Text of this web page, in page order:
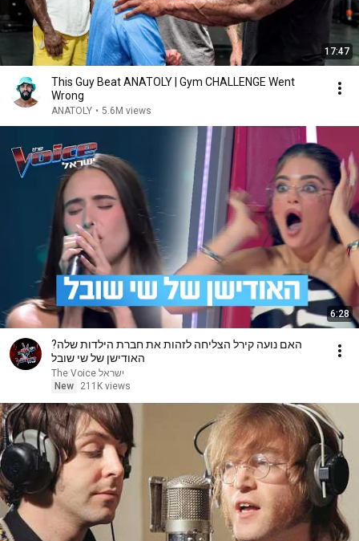
17:47
This Guy Beat ANATOLY | Gym CHALLENGE Went
Wrong
ANATOLY • 5.6M views
6:28
האם נועה קירל הצליחה לזהות את חברת הילדות שלה?
האודישן של שי שובל
The Voice ישראל
New
211K views